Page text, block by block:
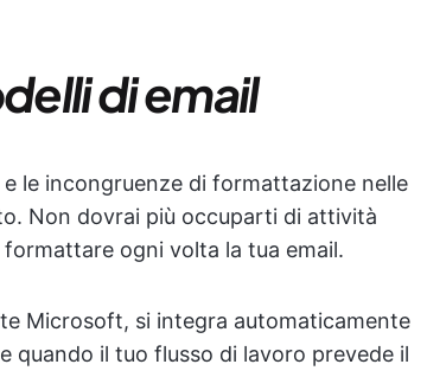
di email
le incongruenze di formattazione nelle
Non dovrai più occuparti di attività
ogni volta la tua email.
Microsoft, si integra automaticamente
quando il tuo flusso di lavoro prevede il